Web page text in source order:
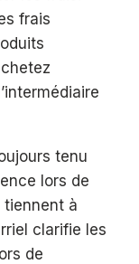
frais
tenu
lors de
tiennent à
clarifie les
de